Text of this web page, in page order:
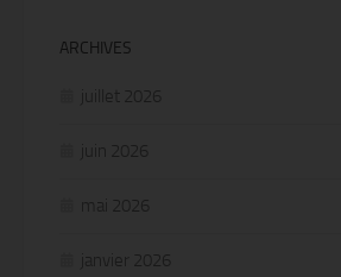
ARCHIVES
juillet 2026
juin 2026
mai 2026
janvier 2026